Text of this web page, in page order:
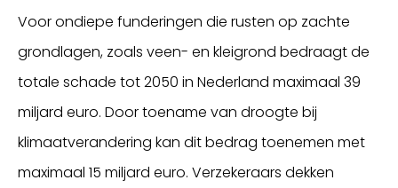
Voor ondiepe funderingen die rusten op zachte
grondlagen, zoals veen- en kleigrond bedraagt de
totale schade tot 2050 in Nederland maximaal 39
miljard euro. Door toename van droogte bij
klimaatverandering kan dit bedrag toenemen met
maximaal 15 miljard euro. Verzekeraars dekken